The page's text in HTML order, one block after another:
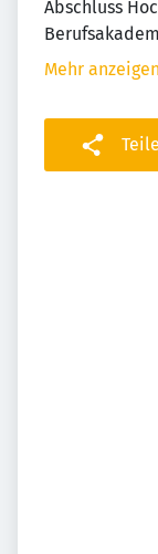
Abschluss
Mehr anzeigen